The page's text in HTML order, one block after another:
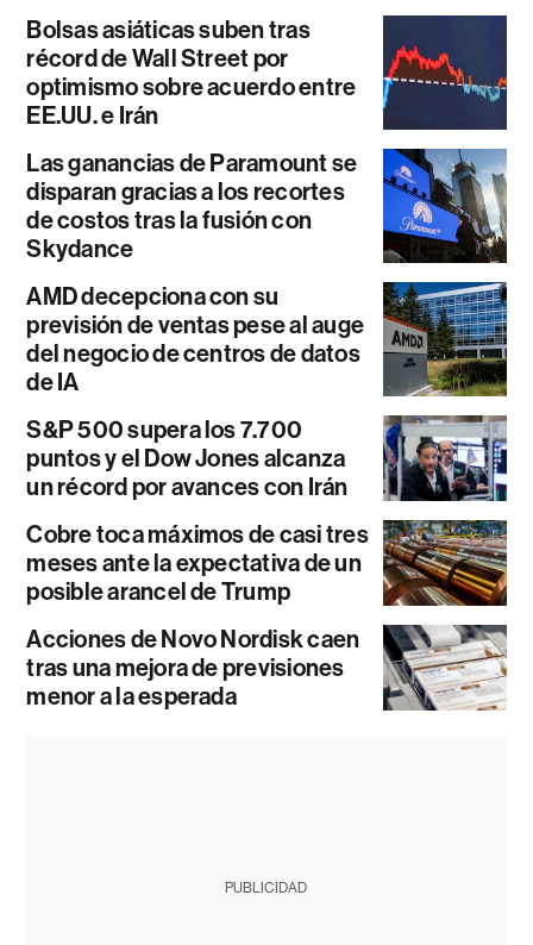
Bolsas asiáticas suben tras
récord de Wall Street por
optimismo sobre acuerdo entre
EE.UU. e Irán
Las ganancias de Paramount se
disparan gracias a los recortes
de costos tras la fusión con
Skydance
AMD decepciona con su
previsión de ventas pese al auge
del negocio de centros de datos
de IA
S&P 500 supera los 7.700
puntos y el Dow Jones alcanza
un récord por avances con Irán
Cobre toca máximos de casi tres
meses ante la expectativa de un
posible arancel de Trump
Acciones de Novo Nordisk caen
tras una mejora de previsiones
menor a la esperada
PUBLICIDAD